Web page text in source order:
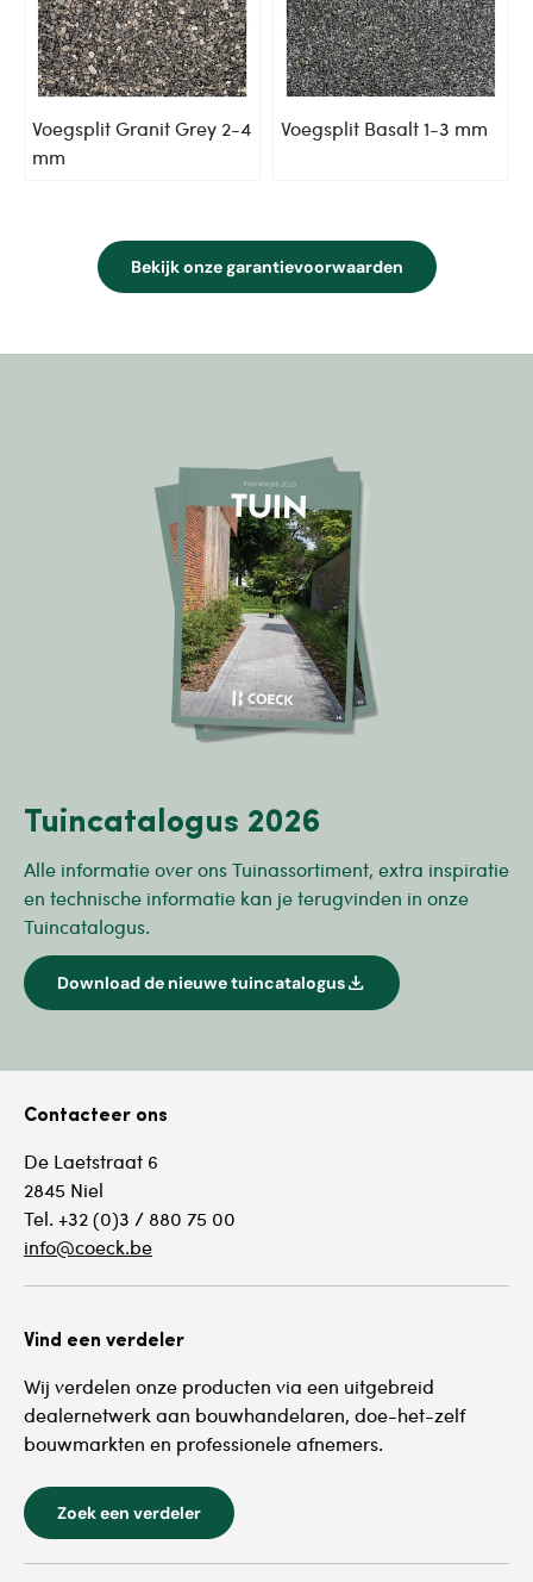
Voegsplit Granit Grey 2-4
mm
Voegsplit Basalt 1-3 mm
Bekijk onze garantievoorwaarden
Tuincatalogus 2026
Alle informatie over ons Tuinassortiment, extra inspiratie
en technische informatie kan je terugvinden in onze
Tuincatalogus.
Download de nieuwe tuincatalogusdownload
Contacteer ons
De Laetstraat 6
2845 Niel
Tel. +32 (0)3 / 880 75 00
info@coeck.be
Vind een verdeler
Wij verdelen onze producten via een uitgebreid
dealernetwerk aan bouwhandelaren, doe-het-zelf
bouwmarkten en professionele afnemers.
Zoek een verdeler